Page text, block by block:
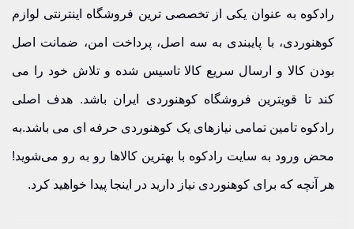
کوله پشتی یک روزه (تا 40 لیتر) مناسب برای برنامه‌های یک‌روزه،
طبیعت‌گردی سبک، سفرهای کوتاه و استفاده روزمره. این مدل‌ها
سبک‌تر و جمع‌وجورتر هستند.
کوله پشتی چند روزه (بیش از 40 لیتر)
کوله پشتی چند روزه (بیش از 40 لیتر) برای سفرهای طولانی‌تر،
رادکوه به عنوان یکی از تخصصی ترین فروشگاه اینترنتی لوازم
کوهنوردی، با پایبندی به سه اصل، پرداخت امن، ضمانت اصل
بودن کالا و ارسال سریع کالا تاسیس شده و تلاش خود را می
کند تا قویترین فروشگاه کوهنوردی ایران باشد. هدف اصلی
رادکوه تامین تمامی نیازهای یک کوهنوردی حرفه ای می باشد.به
محض ورود به سایت رادکوه با بهترین کالاها رو به رو می‌شوید!
هر آنچه که برای کوهنوردی نیاز دارید در اینجا پیدا خواهید کرد.